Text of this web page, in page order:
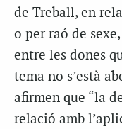
de Treball, en
o per raó de
entre les dones
tema no s’està
afirmen que “la
relació amb